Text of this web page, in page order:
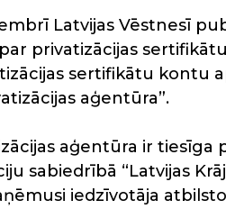
Latvijas Vēstnesī
privatizācijas
sertifikātu kontu
aģentūra”.
aģentūra ir
sabiedrībā “Latvijas
iedzīvotāja